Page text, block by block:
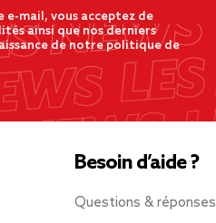
e-mail, vous acceptez de
ainsi que nos derniers
de notre politique de
Besoin d’aide ?
Questions & réponses